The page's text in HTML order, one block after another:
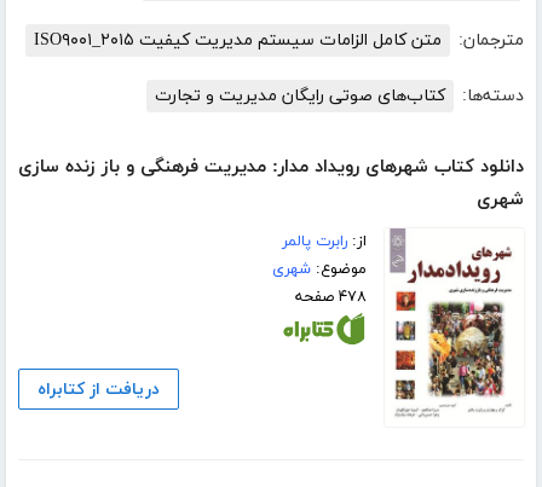
مترجمان: متن کامل الزامات سیستم مدیریت کیفیت ISO۹۰۰۱_۲۰۱۵
دسته‌ها: کتاب‌های صوتی رایگان مدیریت و تجارت
دانلود کتاب شهرهای رویداد مدار: مدیریت فرهنگی و باز زنده سازی
شهری
از:رابرت پالمر
موضوع:شهری
۴۷۸ صفحه
دریافت از کتابراه